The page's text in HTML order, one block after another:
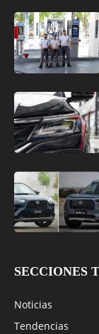
SECCIONES
Noticias
Tendencias